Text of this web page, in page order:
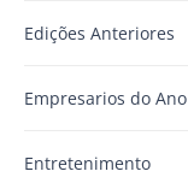
Edições Anteriores
Empresarios do Ano
Entretenimento